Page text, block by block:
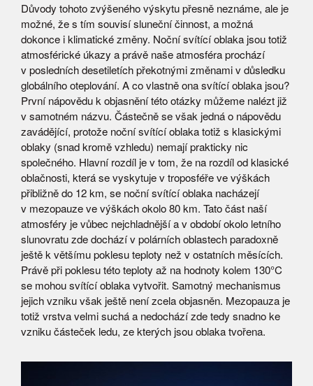
Důvody tohoto zvýšeného výskytu přesně neznáme, ale je
možné, že s tím souvisí sluneční činnost, a možná
dokonce i klimatické změny. Noční svítící oblaka jsou totiž
atmosférické úkazy a právě naše atmosféra prochází
v posledních desetiletích překotnými změnami v důsledku
globálního oteplování. A co vlastně ona svítící oblaka jsou?
První nápovědu k objasnění této otázky můžeme nalézt již
v samotném názvu. Částečně se však jedná o nápovědu
zavádějící, protože noční svítící oblaka totiž s klasickými
oblaky (snad kromě vzhledu) nemají prakticky nic
společného. Hlavní rozdíl je v tom, že na rozdíl od klasické
oblačnosti, která se vyskytuje v troposféře ve výškách
přibližně do 12 km, se noční svítící oblaka nacházejí
v mezopauze ve výškách okolo 80 km. Tato část naší
atmosféry je vůbec nejchladnější a v období okolo letního
slunovratu zde dochází v polárních oblastech paradoxně
ještě k většímu poklesu teploty než v ostatních měsících.
Právě při poklesu této teploty až na hodnoty kolem 130°C
se mohou svítící oblaka vytvořit. Samotný mechanismus
jejich vzniku však ještě není zcela objasněn. Mezopauza je
totiž vrstva velmi suchá a nedochází zde tedy snadno ke
vzniku částeček ledu, ze kterých jsou oblaka tvořena.